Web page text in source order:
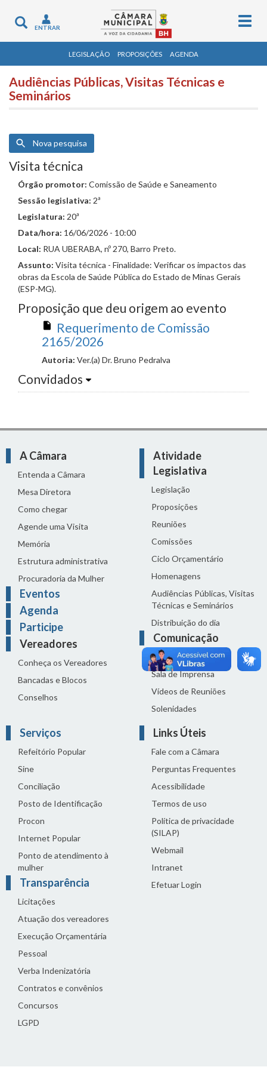
Toggle
navigation
ENTRAR
LEGISLAÇÃO PROPOSIÇÕES AGENDA
Audiências Públicas, Visitas Técnicas e
Seminários
Nova pesquisa
Visita técnica
Órgão promotor: Comissão de Saúde e Saneamento
Sessão legislativa: 2ª
Legislatura: 20ª
Data/hora: 16/06/2026 - 10:00
Local: RUA UBERABA, nº 270, Barro Preto.
Assunto: Visita técnica - Finalidade: Verificar os impactos das
obras da Escola de Saúde Pública do Estado de Minas Gerais
(ESP-MG).
Proposição que deu origem ao evento
Requerimento de Comissão
2165/2026
Autoria: Ver.(a) Dr. Bruno Pedralva
Convidados
A Câmara
Entenda a Câmara
Mesa Diretora
Como chegar
Agende uma Visita
Memória
Estrutura administrativa
Procuradoria da Mulher
Eventos
Agenda
Participe
Vereadores
Conheça os Vereadores
Bancadas e Blocos
Conselhos
Atividade
Legislativa
Legislação
Proposições
Reuniões
Comissões
Ciclo Orçamentário
Homenagens
Audiências Públicas, Visitas
Técnicas e Seminários
Distribuição do dia
Comunicação
Notícias
Sala de Imprensa
Vídeos de Reuniões
Solenidades
Serviços
Refeitório Popular
Sine
Conciliação
Posto de Identificação
Procon
Internet Popular
Ponto de atendimento à
mulher
Transparência
Licitações
Atuação dos vereadores
Execução Orçamentária
Pessoal
Verba Indenizatória
Contratos e convênios
Concursos
LGPD
Links Úteis
Fale com a Câmara
Perguntas Frequentes
Acessibilidade
Termos de uso
Política de privacidade
(SILAP)
Webmail
Intranet
Efetuar Login